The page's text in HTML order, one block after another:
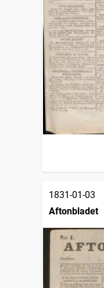
1831-01-03
Aftonbladet